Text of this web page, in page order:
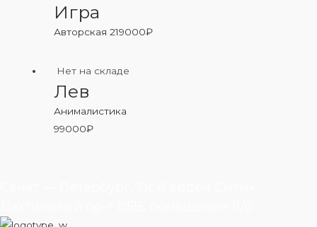
Игра
Авторская219000₽
Нет на складе
Лев
Анималистика
99000₽